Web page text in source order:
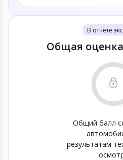
В отчёте
Общая
Общий балл
результатам